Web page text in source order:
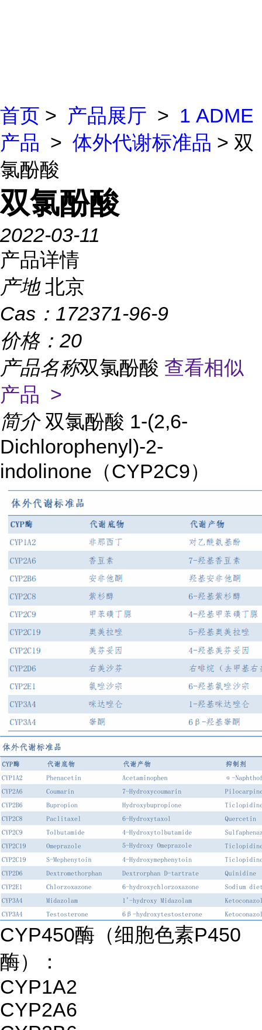
首页 > 产品展厅 > 1 ADME
产品 > 体外代谢标准品 > 双
氯酚酸
双氯酚酸
2022-03-11
产品详情
产地 北京
Cas： 172371-96-9
价格： 20
产品名称双氯酚酸 查看相似
产品 >
简介 双氯酚酸 1-(2,6-
Dichlorophenyl)-2-
indolinone（CYP2C9）
CYP450酶（细胞色素P450
酶）：
CYP1A2
CYP2A6